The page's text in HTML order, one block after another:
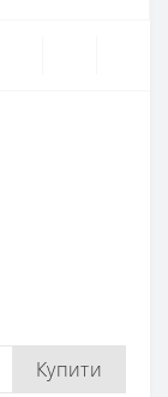
Купити